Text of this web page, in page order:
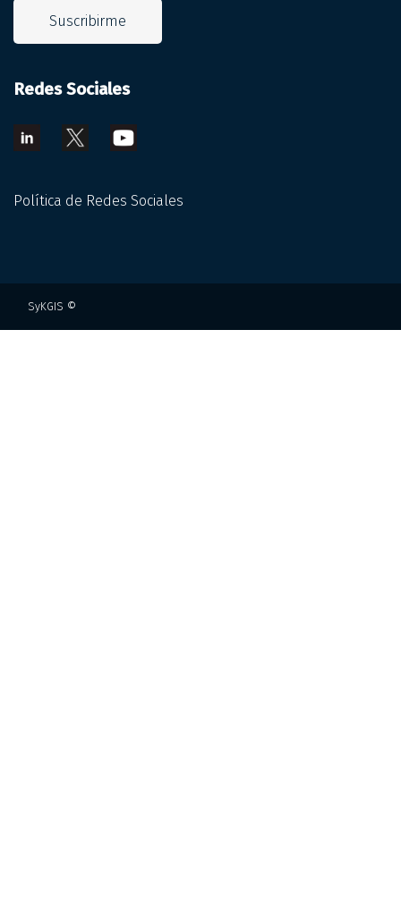
Suscribirme
Redes Sociales
Política de Redes Sociales
SyKGIS ©